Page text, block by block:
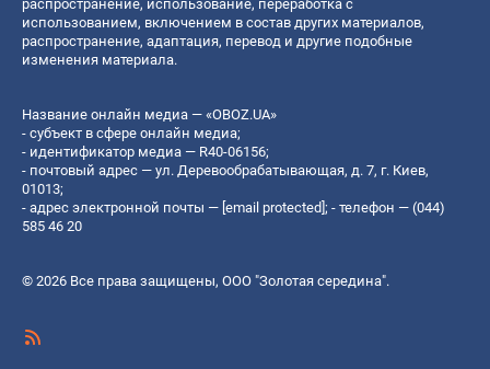
распространение, использование, переработка с
использованием, включением в состав других материалов,
распространение, адаптация, перевод и другие подобные
изменения материала.
Название онлайн медиа — «OBOZ.UA»
- субъект в сфере онлайн медиа;
- идентификатор медиа — R40-06156;
- почтовый адрес — ул. Деревообрабатывающая, д. 7, г. Киев,
01013;
- адрес электронной почты — [email protected] ; - телефон — (044)
585 46 20
© 2026 Все права защищены, ООО "Золотая середина".